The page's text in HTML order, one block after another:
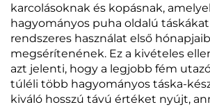
karcolásoknak és kopásnak,
hagyományos puha oldalú
rendszeres használat első
megsérítenének. Ez a kivételes
azt jelenti, hogy a legjobb fém
túléli több hagyományos táska-
kiváló hosszú távú értéket nyújt,